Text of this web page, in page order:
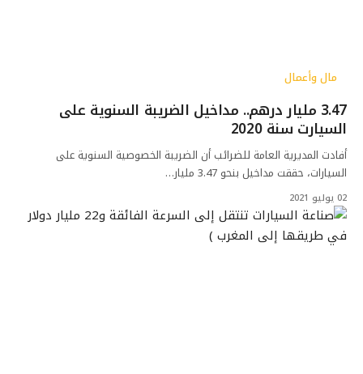
مال وأعمال
3.47 مليار درهم.. مداخيل الضريبة السنوية على
السيارت سنة 2020
أفادت المديرية العامة للضرائب أن الضريبة الخصوصية السنوية على
السيارات، حققت مداخيل بنحو 3.47 مليار…
02 يوليو 2021